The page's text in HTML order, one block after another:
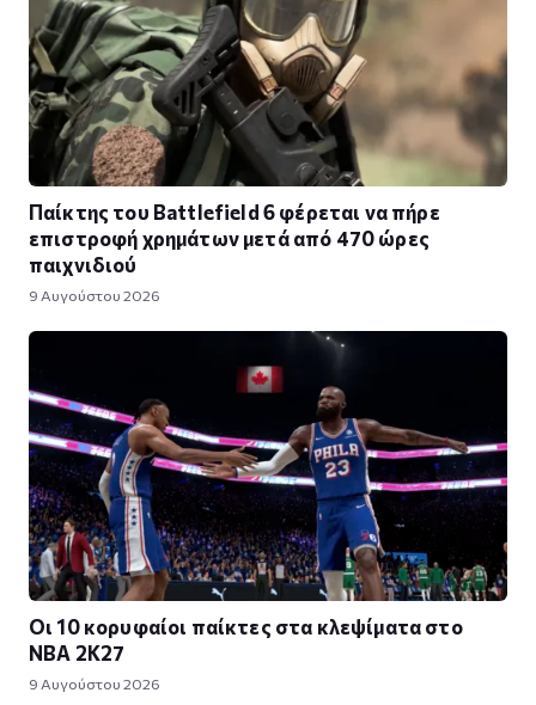
Παίκτης του Battlefield 6 φέρεται να πήρε
επιστροφή χρημάτων μετά από 470 ώρες
παιχνιδιού
9 Αυγούστου 2026
Οι 10 κορυφαίοι παίκτες στα κλεψίματα στο
NBA 2K27
9 Αυγούστου 2026